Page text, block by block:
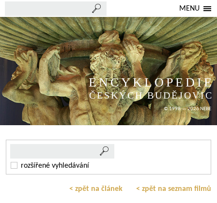
MENU
ENCYKLOPEDIE
ČESKÝCH BUDĚJOVIC
© 1998 — 2026 NEBE
rozšířené vyhledávání
< zpět na článek < zpět na seznam filmů